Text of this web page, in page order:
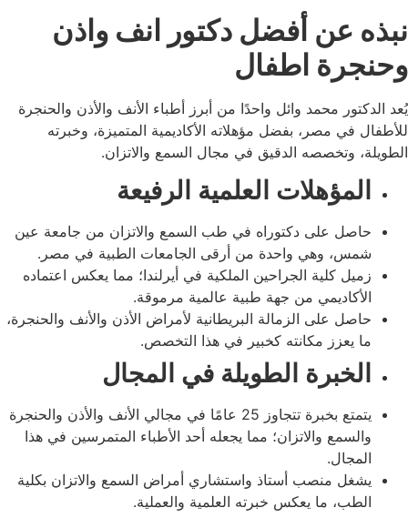
نبذه عن أفضل دكتور انف واذن
وحنجرة اطفال
يُعد الدكتور محمد وائل واحدًا من أبرز أطباء الأنف والأذن والحنجرة
للأطفال في مصر، بفضل مؤهلاته الأكاديمية المتميزة، وخبرته
الطويلة، وتخصصه الدقيق في مجال السمع والاتزان.
المؤهلات العلمية الرفيعة
حاصل على دكتوراه في طب السمع والاتزان من جامعة عين
شمس، وهي واحدة من أرقى الجامعات الطبية في مصر.
زميل كلية الجراحين الملكية في أيرلندا؛ مما يعكس اعتماده
الأكاديمي من جهة طبية عالمية مرموقة.
حاصل على الزمالة البريطانية لأمراض الأذن والأنف والحنجرة،
ما يعزز مكانته كخبير في هذا التخصص.
الخبرة الطويلة في المجال
يتمتع بخبرة تتجاوز 25 عامًا في مجالي الأنف والأذن والحنجرة
والسمع والاتزان؛ مما يجعله أحد الأطباء المتمرسين في هذا
المجال.
يشغل منصب أستاذ واستشاري أمراض السمع والاتزان بكلية
الطب، ما يعكس خبرته العلمية والعملية.